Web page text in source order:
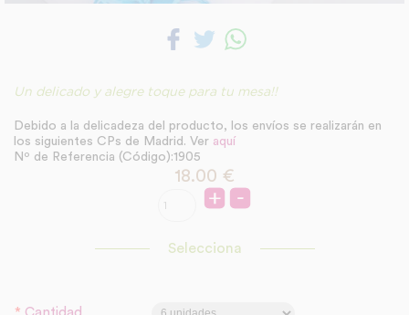
Un delicado y alegre toque para tu mesa!!
Debido a la delicadeza del producto, los envíos se realizarán en
los siguientes CPs de Madrid. Ver aquí
Nº de Referencia (Código):1905
18.00 €
Selecciona